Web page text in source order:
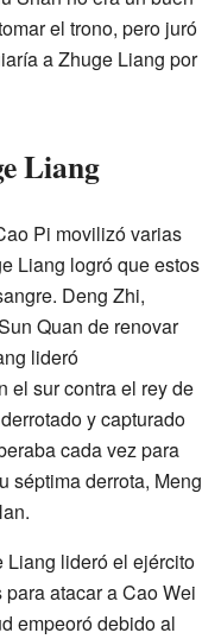
el trono, pero juró
a Zhuge Liang por
Liang
Pi movilizó varias
Liang logró que estos
Deng Zhi,
Quan de renovar
lideró
el sur contra el rey de
y capturado
cada vez para
séptima derrota, Meng
Liang lideró el ejército
atacar a Cao Wei
empeoró debido al